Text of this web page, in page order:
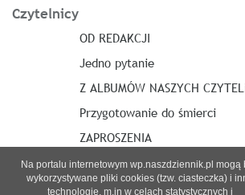
Czytelnicy
OD REDAKCJI
Jedno pytanie
Z ALBUMÓW NASZYCH
Przygotowanie do śmierci
ZAPROSZENIA
Na portalu internetowym wp.naszdziennik.pl mogą
wykorzystywane pliki cookies (tzw. ciasteczka) i
technologie, m.in w celach statystycznych i